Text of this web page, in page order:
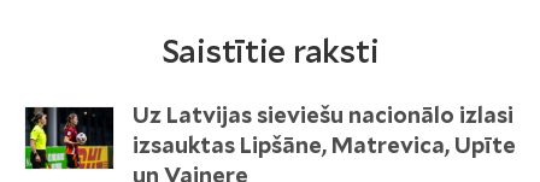
Saistītie raksti
Uz Latvijas sieviešu nacionālo izlasi
izsauktas Lipšāne, Matrevica, Upīte
un Vainere